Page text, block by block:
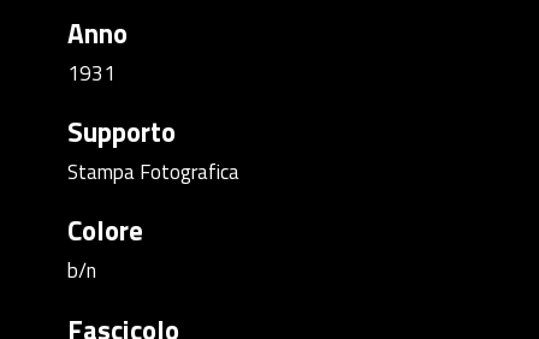
Anno
1931
Supporto
Stampa Fotografica
Colore
b/n
Fascicolo